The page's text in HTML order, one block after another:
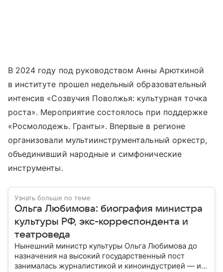
В 2024 году под руководством Анны Арюткиной
в институте прошел недельный образовательный
интенсив «Созвучия Поволжья: культурная точка
роста». Мероприятие состоялось при поддержке
«Росмолодежь. Гранты». Впервые в регионе
организовали мультиинструментальный оркестр,
объединивший народные и симфонические
инструменты.
Узнать больше по теме
Ольга Любимова: биография министра
культуры РФ, экс-корреспондента и
театроведа
Нынешний министр культуры Ольга Любимова до
назначения на высокий государственный пост
занималась журналистикой и киноиндустрией — и